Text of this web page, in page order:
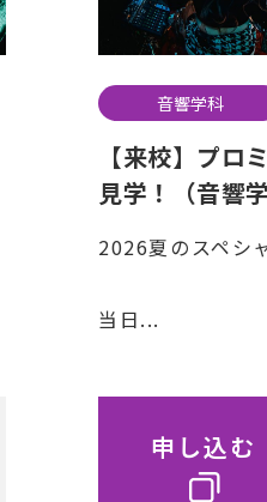
音響学科
【来校】プ
見学！（音響学
2026夏のスペシ
当日...
申し込む